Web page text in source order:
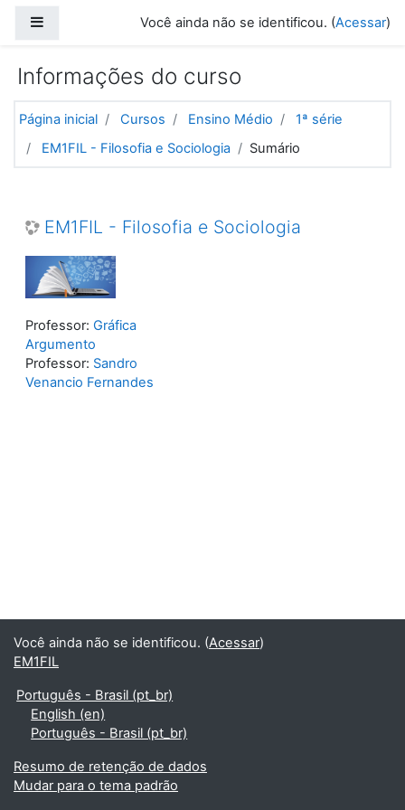
Você ainda não se identificou. (Acessar)
Informações do curso
Página inicial Cursos Ensino Médio
1ª série
EM1FIL - Filosofia e Sociologia
Sumário
EM1FIL - Filosofia e Sociologia
Professor: Gráfica
Argumento
Professor: Sandro
Venancio Fernandes
Você ainda não se identificou. (Acessar)
EM1FIL
Português - Brasil ‎(pt_br)‎
English ‎(en)‎
Português - Brasil ‎(pt_br)‎
Resumo de retenção de dados
Mudar para o tema padrão